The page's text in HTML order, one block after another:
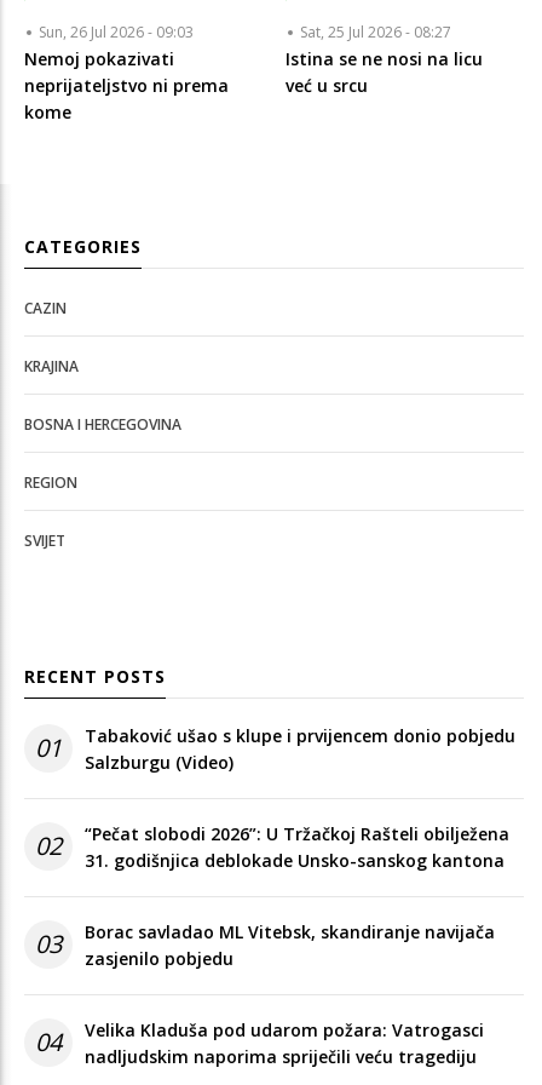
Sun, 26 Jul 2026 - 09:03
Nemoj pokazivati
neprijateljstvo ni prema
kome
Sat, 25 Jul 2026 - 08:27
Istina se ne nosi na licu
već u srcu
CATEGORIES
CAZIN
KRAJINA
BOSNA I HERCEGOVINA
REGION
SVIJET
RECENT POSTS
01
Tabaković ušao s klupe i prvijencem donio pobjedu
Salzburgu (Video)
02
“Pečat slobodi 2026”: U Tržačkoj Rašteli obilježena
31. godišnjica deblokade Unsko-sanskog kantona
03
Borac savladao ML Vitebsk, skandiranje navijača
zasjenilo pobjedu
04
Velika Kladuša pod udarom požara: Vatrogasci
nadljudskim naporima spriječili veću tragediju